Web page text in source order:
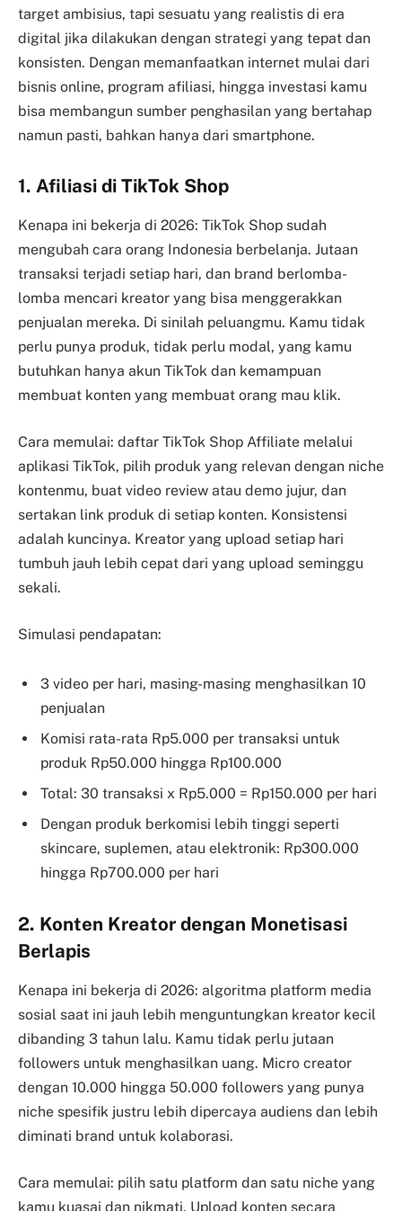
target ambisius, tapi sesuatu yang realistis di era
digital jika dilakukan dengan strategi yang tepat dan
konsisten. Dengan memanfaatkan internet mulai dari
bisnis online, program afiliasi, hingga investasi kamu
bisa membangun sumber penghasilan yang bertahap
namun pasti, bahkan hanya dari smartphone.
1. Afiliasi di TikTok Shop
Kenapa ini bekerja di 2026: TikTok Shop sudah
mengubah cara orang Indonesia berbelanja. Jutaan
transaksi terjadi setiap hari, dan brand berlomba-
lomba mencari kreator yang bisa menggerakkan
penjualan mereka. Di sinilah peluangmu. Kamu tidak
perlu punya produk, tidak perlu modal, yang kamu
butuhkan hanya akun TikTok dan kemampuan
membuat konten yang membuat orang mau klik.
Cara memulai: daftar TikTok Shop Affiliate melalui
aplikasi TikTok, pilih produk yang relevan dengan niche
kontenmu, buat video review atau demo jujur, dan
sertakan link produk di setiap konten. Konsistensi
adalah kuncinya. Kreator yang upload setiap hari
tumbuh jauh lebih cepat dari yang upload seminggu
sekali.
Simulasi pendapatan:
3 video per hari, masing-masing menghasilkan 10
penjualan
Komisi rata-rata Rp5.000 per transaksi untuk
produk Rp50.000 hingga Rp100.000
Total: 30 transaksi x Rp5.000 = Rp150.000 per hari
Dengan produk berkomisi lebih tinggi seperti
skincare, suplemen, atau elektronik: Rp300.000
hingga Rp700.000 per hari
2. Konten Kreator dengan Monetisasi
Berlapis
Kenapa ini bekerja di 2026: algoritma platform media
sosial saat ini jauh lebih menguntungkan kreator kecil
dibanding 3 tahun lalu. Kamu tidak perlu jutaan
followers untuk menghasilkan uang. Micro creator
dengan 10.000 hingga 50.000 followers yang punya
niche spesifik justru lebih dipercaya audiens dan lebih
diminati brand untuk kolaborasi.
Cara memulai: pilih satu platform dan satu niche yang
kamu kuasai dan nikmati. Upload konten secara